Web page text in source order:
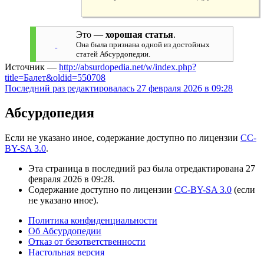
Это —хорошая статья.
Она была признана одной из достойных
статей Абсурдопедии.
Источник — http://absurdopedia.net/w/index.php?
title=Балет&oldid=550708
Последний раз редактировалась 27 февраля 2026 в 09:28
Абсурдопедия
Если не указано иное, содержание доступно по лицензии CC-
BY-SA 3.0.
Эта страница в последний раз была отредактирована 27
февраля 2026 в 09:28.
Содержание доступно по лицензии CC-BY-SA 3.0 (если
не указано иное).
Политика конфиденциальности
Об Абсурдопедии
Отказ от безответственности
Настольная версия